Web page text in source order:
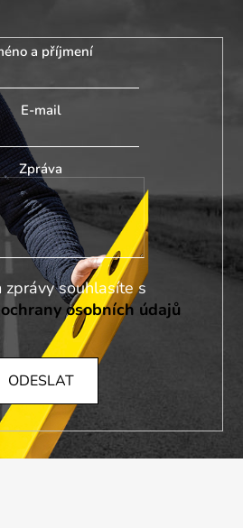
a příjmení
E-mail
Zpráva
osobních údajů
ODESLAT